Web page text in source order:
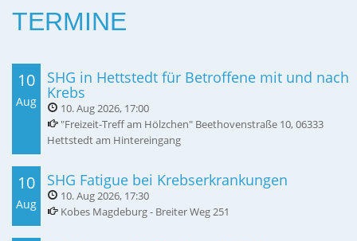
TERMINE
10
Aug
SHG in Hettstedt für Betroffene mit und nach
Krebs
10. Aug 2026, 17:00
"Freizeit-Treff am Hölzchen" Beethovenstraße 10, 06333
Hettstedt am Hintereingang
10
Aug
SHG Fatigue bei Krebserkrankungen
10. Aug 2026, 17:30
Kobes Magdeburg - Breiter Weg 251